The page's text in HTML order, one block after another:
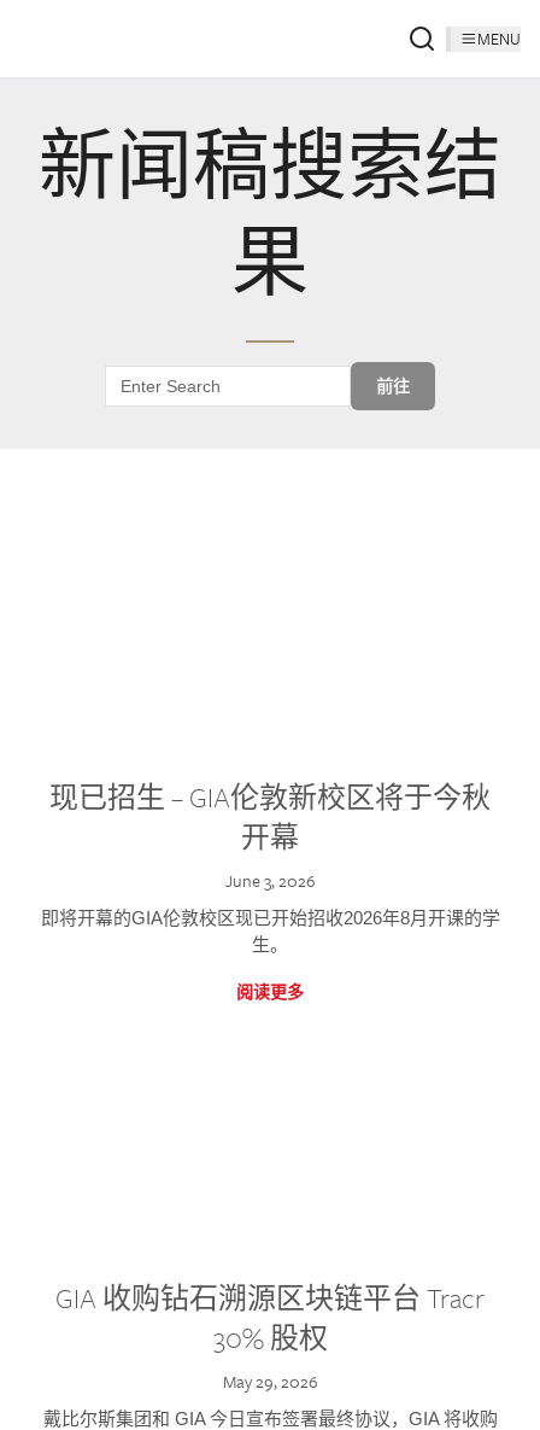
MENU
新闻稿搜索结
果
前往
现已招生 – GIA伦敦新校区将于今秋
开幕
June 3, 2026
即将开幕的GIA伦敦校区现已开始招收2026年8月开课的学
生。
阅读更多
GIA 收购钻石溯源区块链平台 Tracr
30% 股权
May 29, 2026
戴比尔斯集团和 GIA 今日宣布签署最终协议，GIA 将收购